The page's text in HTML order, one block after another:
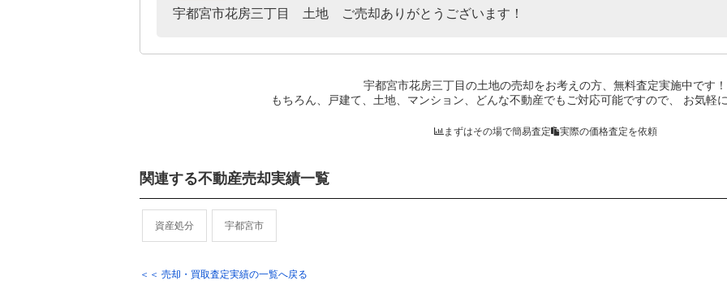
宇都宮市花房三丁目 土地 ご売却ありがとうございます！
宇都宮市花房三丁目の土地の売却をお考えの方、無料査定実施中です！
もちろん、戸建て、土地、マンション、どんな不動産でもご対応可能ですので、 お気軽
まずはその場で簡易査定 実際の価格査定を依頼
関連する不動産売却実績一覧
資産処分 宇都宮市
＜＜ 売却・買取査定実績の一覧へ戻る